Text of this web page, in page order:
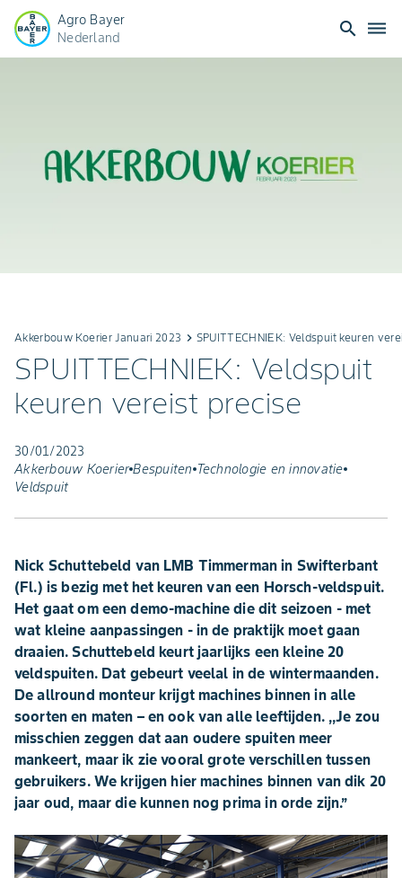
Agro Bayer
Nederland
search dehaze
Akkerbouw Koerier Januari 2023 keyboard_arrow_right SPUITTECHNIEK: Veldspuit keuren
SPUITTECHNIEK: Veldspuit
keuren vereist precise
30/01/2023
Akkerbouw Koerier Bespuiten Technologie en innovatie
Veldspuit
Nick Schuttebeld van LMB Timmerman in Swifterbant
(Fl.) is bezig met het keuren van een Horsch-veldspuit.
Het gaat om een demo-machine die dit seizoen - met
wat kleine aanpassingen - in de praktijk moet gaan
draaien. Schuttebeld keurt jaarlijks een kleine 20
veldspuiten. Dat gebeurt veelal in de wintermaanden.
De allround monteur krijgt machines binnen in alle
soorten en maten – en ook van alle leeftijden. ,,Je zou
misschien zeggen dat aan oudere spuiten meer
mankeert, maar ik zie vooral grote verschillen tussen
gebruikers. We krijgen hier machines binnen van dik 20
jaar oud, maar die kunnen nog prima in orde zijn.’’